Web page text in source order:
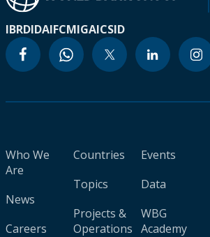
IBRDIDAIFCMIGAICSID
Who We
Are
News
Careers
Countries
Topics
Projects &
Operations
Events
Data
WBG
Academy